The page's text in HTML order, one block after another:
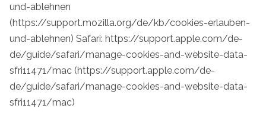
und-ablehnen
(https://support.mozilla.org/de/kb/cookies-erlauben-
und-ablehnen) Safari: https://support.apple.com/de-
de/guide/safari/manage-cookies-and-website-data-
sfri11471/mac (https://support.apple.com/de-
de/guide/safari/manage-cookies-and-website-data-
sfri11471/mac)